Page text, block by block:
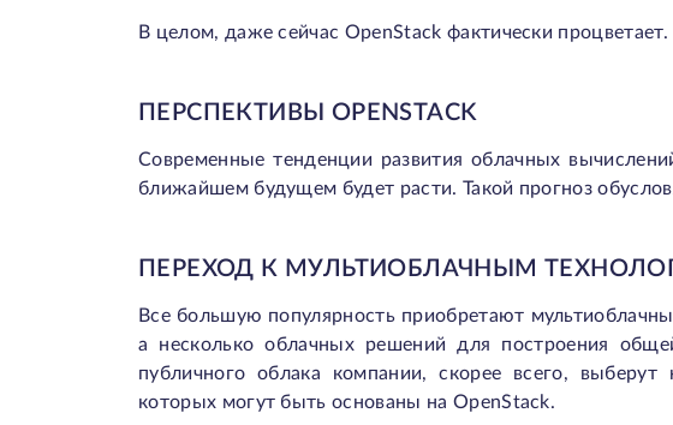
В целом, даже сейчас OpenStack фактически процветает.
ПЕРСПЕКТИВЫ OPENSTACK
Современные тенденции развития облачных
ближайшем будущем будет расти. Такой прогноз
ПЕРЕХОД К МУЛЬТИОБЛАЧНЫМ
Все большую популярность приобретают
а несколько облачных решений для построения
публичного облака компании, скорее всего,
которых могут быть основаны на OpenStack.